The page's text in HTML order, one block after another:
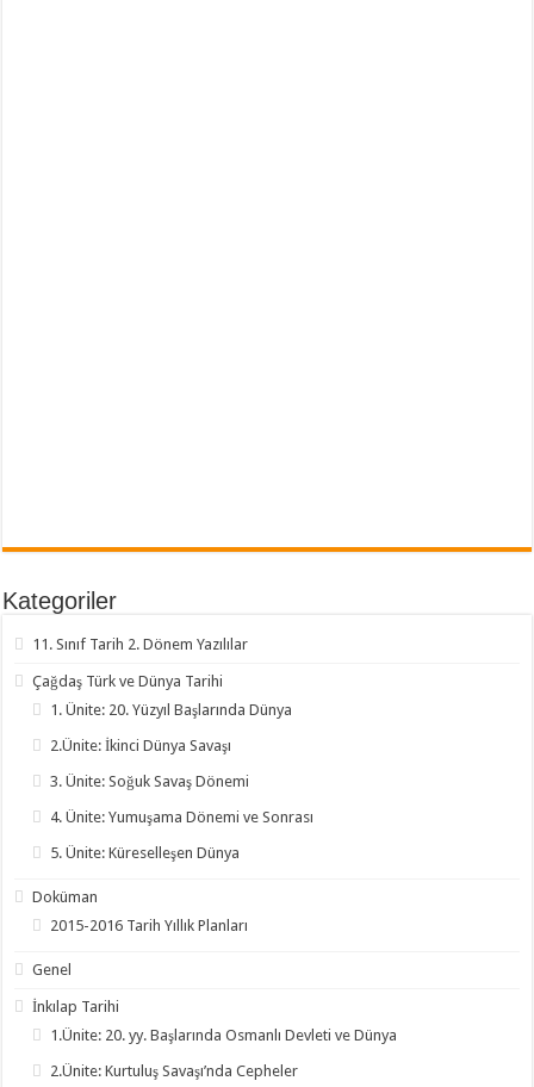
Kategoriler
11. Sınıf Tarih 2. Dönem Yazılılar
Çağdaş Türk ve Dünya Tarihi
1. Ünite: 20. Yüzyıl Başlarında Dünya
2.Ünite: İkinci Dünya Savaşı
3. Ünite: Soğuk Savaş Dönemi
4. Ünite: Yumuşama Dönemi ve Sonrası
5. Ünite: Küreselleşen Dünya
Doküman
2015-2016 Tarih Yıllık Planları
Genel
İnkılap Tarihi
1.Ünite: 20. yy. Başlarında Osmanlı Devleti ve Dünya
2.Ünite: Kurtuluş Savaşı’nda Cepheler